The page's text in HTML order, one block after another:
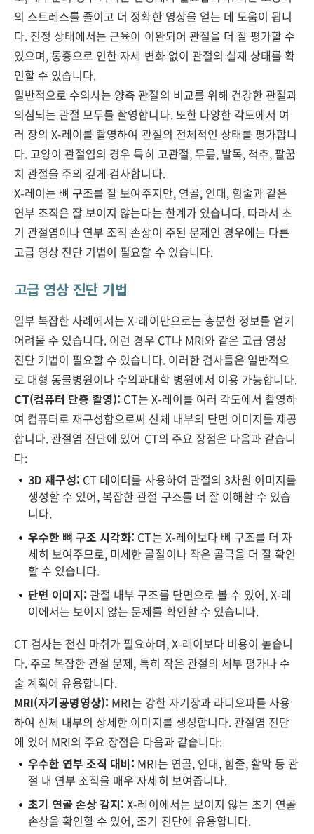
의 스트레스를 줄이고 더 정확한 영상을 얻는 데 도움이 됩니
다. 진정 상태에서는 근육이 이완되어 관절을 더 잘 평가할 수
있으며, 통증으로 인한 자세 변화 없이 관절의 실제 상태를 확
인할 수 있습니다.
일반적으로 수의사는 양측 관절의 비교를 위해 건강한 관절과
의심되는 관절 모두를 촬영합니다. 또한 다양한 각도에서 여
러 장의 X-레이를 촬영하여 관절의 전체적인 상태를 평가합니
다. 고양이 관절염의 경우 특히 고관절, 무릎, 발목, 척추, 팔꿈
치 관절을 주의 깊게 검사합니다.
X-레이는 뼈 구조를 잘 보여주지만, 연골, 인대, 힘줄과 같은
연부 조직은 잘 보이지 않는다는 한계가 있습니다. 따라서 초
기 관절염이나 연부 조직 손상이 주된 문제인 경우에는 다른
고급 영상 진단 기법이 필요할 수 있습니다.
고급 영상 진단 기법
일부 복잡한 사례에서는 X-레이만으로는 충분한 정보를 얻기
어려울 수 있습니다. 이런 경우 CT나 MRI와 같은 고급 영상
진단 기법이 필요할 수 있습니다. 이러한 검사들은 일반적으
로 대형 동물병원이나 수의과대학 병원에서 이용 가능합니다.
CT(컴퓨터 단층 촬영): CT는 X-레이를 여러 각도에서 촬영하
여 컴퓨터로 재구성함으로써 신체 내부의 단면 이미지를 제공
합니다. 관절염 진단에 있어 CT의 주요 장점은 다음과 같습니
다:
3D 재구성: CT 데이터를 사용하여 관절의 3차원 이미지를
생성할 수 있어, 복잡한 관절 구조를 더 잘 이해할 수 있습
니다.
우수한 뼈 구조 시각화: CT는 X-레이보다 뼈 구조를 더 자
세히 보여주므로, 미세한 골절이나 작은 골극을 더 잘 확인
할 수 있습니다.
단면 이미지: 관절 내부 구조를 단면으로 볼 수 있어, X-레
이에서는 보이지 않는 문제를 확인할 수 있습니다.
CT 검사는 전신 마취가 필요하며, X-레이보다 비용이 높습니
다. 주로 복잡한 관절 문제, 특히 작은 관절의 세부 평가나 수
술 계획에 유용합니다.
MRI(자기공명영상): MRI는 강한 자기장과 라디오파를 사용
하여 신체 내부의 상세한 이미지를 생성합니다. 관절염 진단
에 있어 MRI의 주요 장점은 다음과 같습니다:
우수한 연부 조직 대비: MRI는 연골, 인대, 힘줄, 활막 등 관
절 내 연부 조직을 매우 자세히 보여줍니다.
초기 연골 손상 감지: X-레이에서는 보이지 않는 초기 연골
손상을 확인할 수 있어, 조기 진단에 유용합니다.